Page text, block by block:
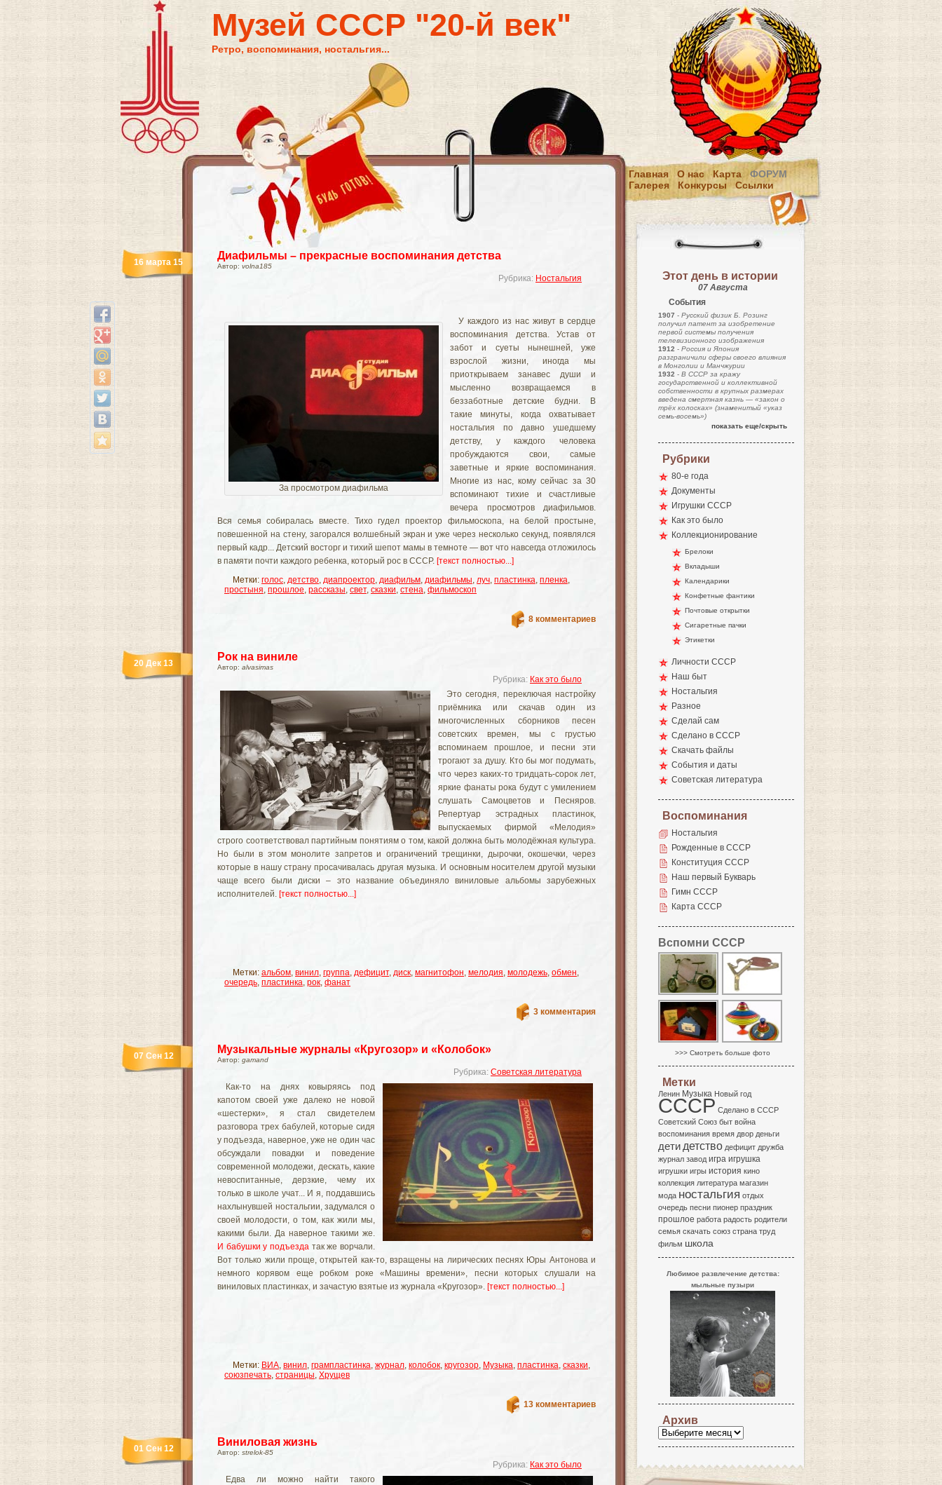
Музей СССР "20-й век"
Ретро, воспоминания, ностальгия...
Главная О нас Карта
ФОРУМ
Галерея
Конкурсы Ссылки
Диафильмы – прекрасные воспоминания детства
Автор: volna185
Рубрика: Ностальгия
16 марта 15
За просмотром диафильма
У каждого из нас живут в сердце
воспоминания детства. Устав от
забот и суеты нынешней, уже
взрослой жизни, иногда мы
приоткрываем занавес души и
мысленно возвращаемся в
беззаботные детские будни. В
такие минуты, когда охватывает
ностальгия по давно ушедшему
детству, у каждого человека
пробуждаются свои, самые
заветные и яркие воспоминания.
Многие из нас, кому сейчас за 30
вспоминают тихие и счастливые
вечера просмотров диафильмов.
Вся семья собиралась вместе. Тихо гудел проектор фильмоскопа, на белой простыне,
повешенной на стену, загорался волшебный экран и уже через несколько секунд, появлялся
первый кадр... Детский восторг и тихий шепот мамы в темноте — вот что навсегда отложилось
в памяти почти каждого ребенка, который рос в СССР. [текст полностью...]
Метки: голос, детство, диапроектор, диафильм, диафильмы, луч, пластинка, пленка,
простыня, прошлое, рассказы, свет, сказки, стена, фильмоскоп
8 комментариев
Рок на виниле
Автор: alvasimas
Рубрика: Как это было
20 Дек 13
Это сегодня, переключая настройку
приёмника или скачав один из
многочисленных сборников песен
советских времен, мы с грустью
вспоминаем прошлое, и песни эти
трогают за душу. Кто бы мог подумать,
что через каких-то тридцать-сорок лет,
яркие фанаты рока будут с умилением
слушать Самоцветов и Песняров.
Репертуар эстрадных пластинок,
выпускаемых фирмой «Мелодия»
строго соответствовал партийным понятиям о том, какой должна быть молодёжная культура.
Но были в этом монолите запретов и ограничений трещинки, дырочки, окошечки, через
которые в нашу страну просачивалась другая музыка. И основным носителем другой музыки
чаще всего были диски – это название объединяло виниловые альбомы зарубежных
исполнителей. [текст полностью...]
Метки: альбом, винил, группа, дефицит, диск, магнитофон, мелодия, молодежь, обмен,
очередь, пластинка, рок, фанат
3 комментария
Музыкальные журналы «Кругозор» и «Колобок»
Автор: gamand
Рубрика: Советская литература
07 Сен 12
Как-то на днях ковыряясь под
капотом своей уже далеко не новой
«шестерки», я стал свидетелем
разговора трех бабулей, которые сидя
у подъезда, наверное, уже не один час
обсуждали повадки и поведение
современной молодежи, дескать, какие
невоспитанные, дерзкие, чему их
только в школе учат... И я, поддавшись
нахлынувшей ностальгии, задумался о
своей молодости, о том, как жили мы,
какими были. Да наверное такими же.
И бабушки у подъезда так же ворчали.
Вот только жили проще, открытей как-то, взращены на лирических песнях Юры Антонова и
немного корявом еще робком роке «Машины времени», песни которых слушали на
виниловых пластинках, и зачастую взятые из журнала «Кругозор». [текст полностью...]
Метки: ВИА, винил, грампластинка, журнал, колобок, кругозор, Музыка, пластинка, сказки,
союзпечать, страницы, Хрущев
13 комментариев
Виниловая жизнь
Автор: strelok-85
Рубрика: Как это было
01 Сен 12
Едва ли можно найти такого
Этот день в истории
07 Августа
События
1907 - Русский физик Б. Розинг
получил патент за изобретение
первой системы получения
телевизионного изображения
1912 - Россия и Япония
разграничили сферы своего влияния
в Монголии и Манчжурии
1932 - В СССР за кражу
государственной и коллективной
собственности в крупных размерах
введена смертная казнь — «закон о
трёх колосках» (знаменитый «указ
семь-восемь»)
показать еще/скрыть
Рубрики
80-е года
Документы
Игрушки СССР
Как это было
Коллекционирование
Брелоки
Вкладыши
Календарики
Конфетные фантики
Почтовые открытки
Сигаретные пачки
Этикетки
Личности СССР
Наш быт
Ностальгия
Разное
Сделай сам
Сделано в СССР
Скачать файлы
События и даты
Советская литература
Воспоминания
Ностальгия
Рожденные в СССР
Конституция СССР
Наш первый Букварь
Гимн СССР
Карта СССР
Вспомни СССР
>>> Смотреть больше фото
Метки
Ленин Музыка Новый год
СССР Сделано в СССР
Советский Союз быт война
воспоминания время двор деньги
дети детство дефицит дружба
журнал завод игра игрушка
игрушки игры история кино
коллекция литература магазин
мода ностальгия отдых
очередь песни пионер праздник
прошлое работа радость родители
семья скачать союз страна труд
фильм школа
Любимое развлечение детства:
мыльные пузыри
Архив